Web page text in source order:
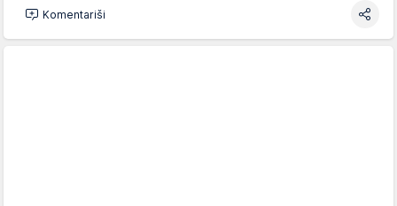
Komentariši